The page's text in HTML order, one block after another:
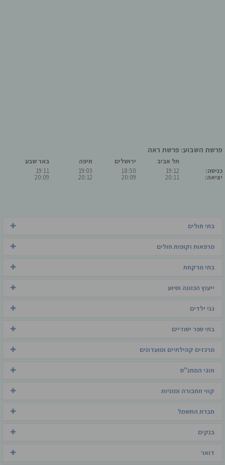
פרשת השבוע: פרשת ראה
כניסה:
יציאה:
תל אביב
19:12
20:11
ירושלים
18:50
20:09
חיפה
19:03
20:12
באר שבע
19:11
20:09
בתי חולים
מרפאות וקופות חולים
בתי מרקחת
ייעוץ הכוונה וסיוע
גני ילדים
בתי ספר יסודיים
מרכזים קהילתיים ומועדונים
חוגי המתנ"ס
קווי תחבורה ומוניות
חברת החשמל
בנקים
דואר